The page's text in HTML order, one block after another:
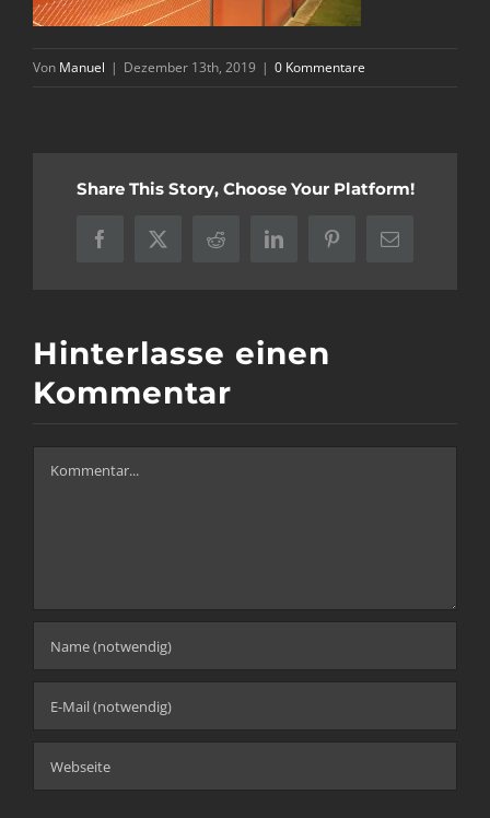
Von Manuel | Dezember 13th, 2019 | 0 Kommentare
Share This Story, Choose Your Platform!
Facebook
X Reddit LinkedInPinterest
E-
Hinterlasse einen
Kommentar
Kommentar